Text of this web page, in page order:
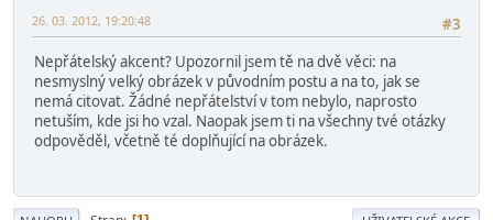
#3
26. 03. 2012, 19:20:48
Nepřátelský akcent? Upozornil jsem tě na dvě věci: na
nesmyslný velký obrázek v původním postu a na to, jak se
nemá citovat. Žádné nepřátelství v tom nebylo, naprosto
netuším, kde jsi ho vzal. Naopak jsem ti na všechny tvé otázky
odpověděl, včetně té doplňující na obrázek.